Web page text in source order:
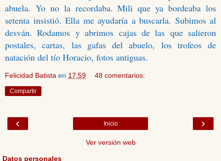
abuela. Yo no la recordaba. Mili que ya bordeaba los
setenta insistió. Ella me ayudaría a buscarla. Subimos al
desván. Rodamos y abrimos cajas de las que salieron
postales, cartas, las gafas del abuelo, los trofeos de
natación del tío Horacio, fotos antiguas.
Felicidad Batista en 17:59 48 comentarios:
Compartir
‹ ›
Inicio
Ver versión web
Datos personales